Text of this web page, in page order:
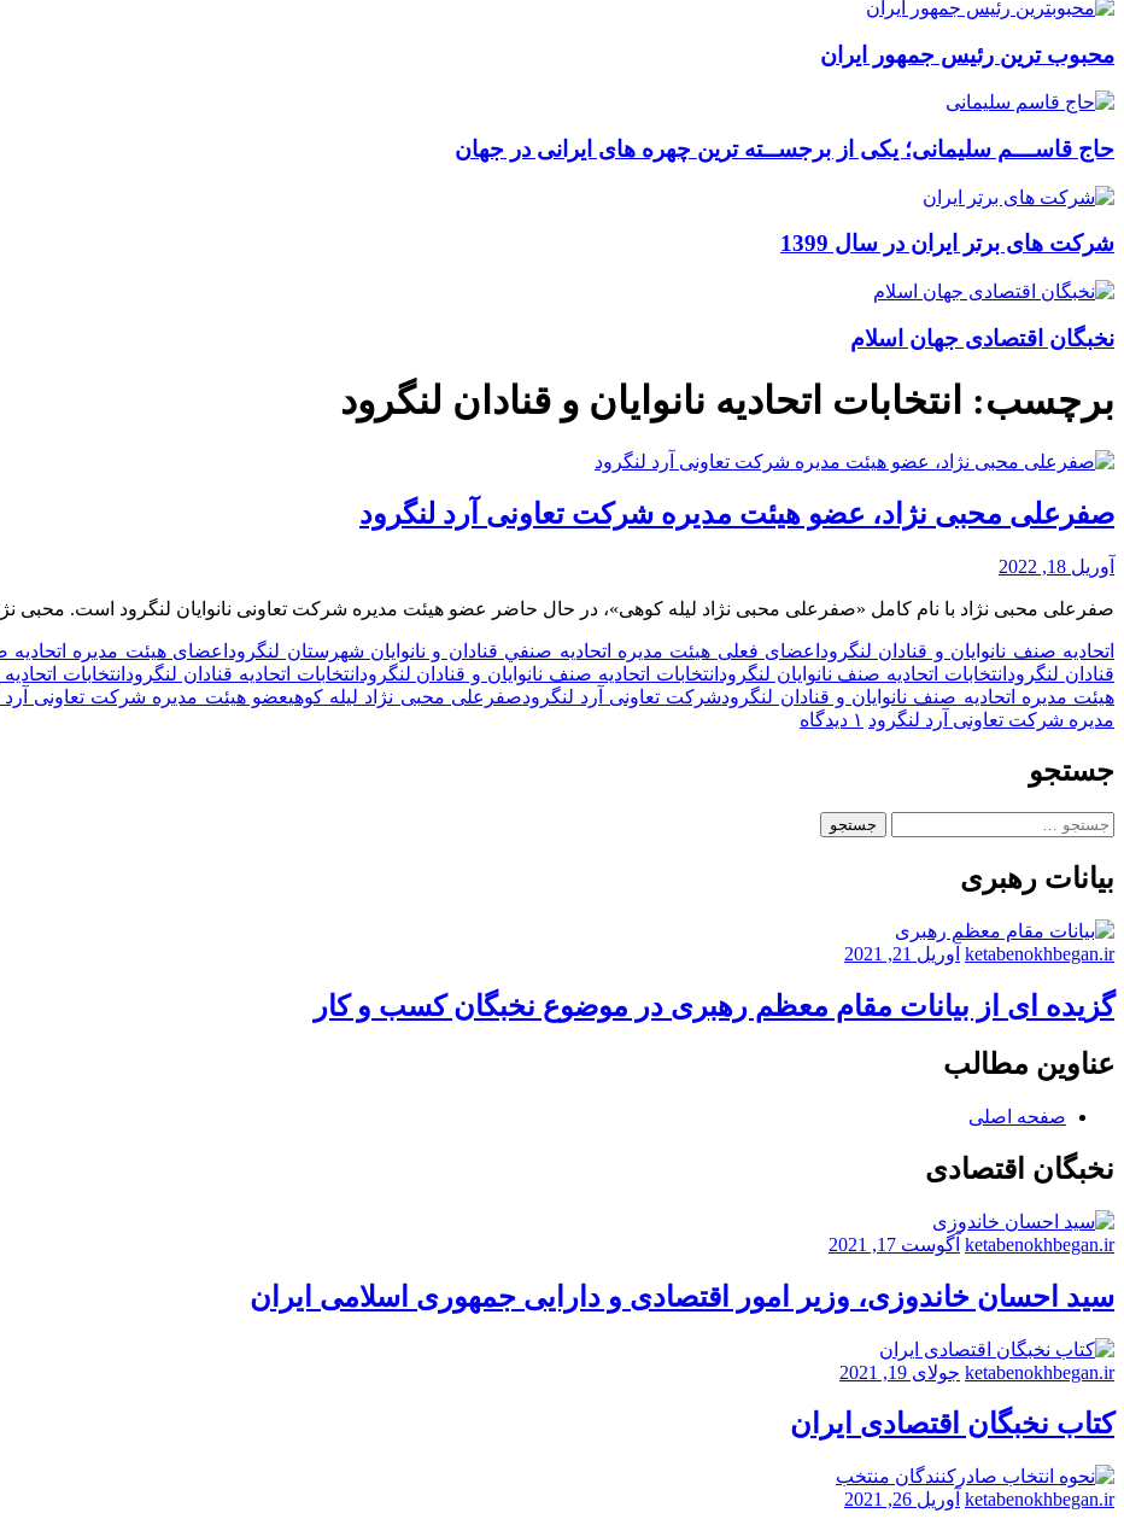
محبوب ترین رئیس جمهور ایران
حاج قاســـم سلیمانی؛ یکی از برجســته ترین چهره های ایرانی در جهان
شرکت های برتر ایران در سال 1399
نخبگان اقتصادی جهان اسلام
برچسب: انتخابات اتحادیه نانوایان و قنادان لنگرود
صفرعلی محبی نژاد، عضو هیئت مدیره شرکت تعاونی آرد لنگرود
آوریل 18, 2022
صفرعلی محبی نژاد با نام کامل «صفرعلی محبی نژاد لیله کوهی»، در حال حاضر عضو هیئت مدیره شرکت تعاونی نانوایان لنگرود است. محبی
اتحادیه صنف نانوایان و قنادان لنگرود اعضای فعلی هیئت مدیره اتحاديه صنفي قنادان و نانوایان شهرستان لنگرود اعضای هیئت مدیره اتحاديه
قنادان لنگرود انتخابات اتحادیه صنف نانوایان لنگرود انتخابات اتحادیه صنف نانوایان و قنادان لنگرود انتخابات اتحادیه قنادان لنگرود انتخابات
هیئت مدیره اتحادیه صنف نانوایان و قنادان لنگرودشرکت تعاونی آرد لنگرودصفرعلی محبی نژاد لیله کوهیعضو هیئت مدیره شرکت تعاونی آرد
مدیره شرکت تعاونی آرد لنگرود ۱ دیدگاه
جستجو
جستجو
بیانات رهبری
ketabenokhbegan.ir آوریل 21, 2021
گزیده ای از بیانات مقام معظم رهبری در موضوع نخبگان کسب و کار
عناوین مطالب
صفحه اصلی
نخبگان اقتصادی
ketabenokhbegan.ir آگوست 17, 2021
سید احسان خاندوزی، وزیر امور اقتصادی و دارایی جمهوری اسلامی ایران
ketabenokhbegan.ir جولای 19, 2021
کتاب نخبگان اقتصادی ایران
ketabenokhbegan.ir آوریل 26, 2021